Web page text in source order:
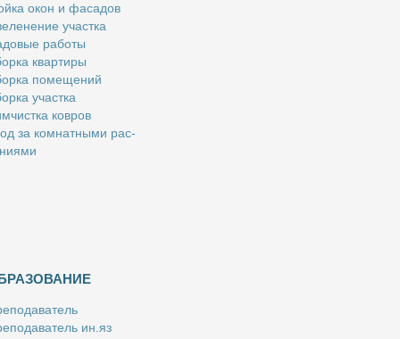
окон и фа­са­дов
участ­ка
ра­бо­ты
квар­ти­ры
по­ме­ще­ний
участ­ка
ков­ров
за ком­нат­ны­ми рас­
ин.яз